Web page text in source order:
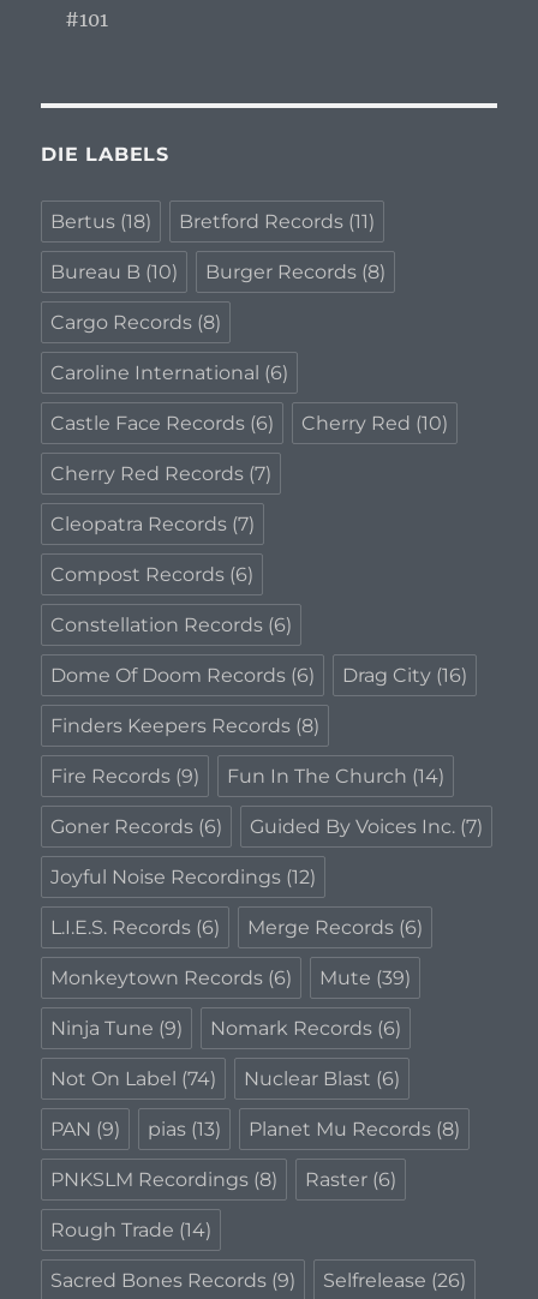
#101
DIE LABELS
Bertus (18) Bretford Records (11)
Bureau B (10) Burger Records (8)
Cargo Records (8)
Caroline International (6)
Castle Face Records (6) Cherry Red (10)
Cherry Red Records (7)
Cleopatra Records (7)
Compost Records (6)
Constellation Records (6)
Dome Of Doom Records (6) Drag City (16)
Finders Keepers Records (8)
Fire Records (9) Fun In The Church (14)
Goner Records (6) Guided By Voices Inc. (7)
Joyful Noise Recordings (12)
L.I.E.S. Records (6) Merge Records (6)
Monkeytown Records (6) Mute (39)
Ninja Tune (9) Nomark Records (6)
Not On Label (74) Nuclear Blast (6)
PAN (9) pias (13) Planet Mu Records (8)
PNKSLM Recordings (8) Raster (6)
Rough Trade (14)
Sacred Bones Records (9) Selfrelease (26)